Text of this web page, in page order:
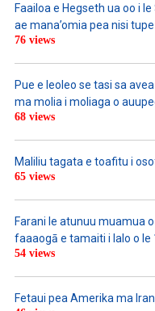
Faailoa e Hegseth ua oo i
ae mana’omia pea nisi tupe
76 views
Pue e leoleo se tasi sa
ma molia i moliaga o
68 views
Maliliu tagata e toafitu i
65 views
Farani le atunuu muamua
faaaogā e tamaiti i lalo o le
54 views
Fetaui pea Amerika ma